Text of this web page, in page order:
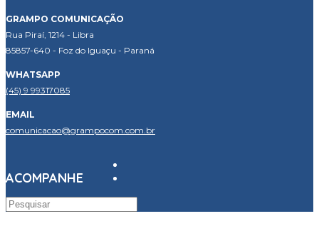
GRAMPO COMUNICAÇÃO
Rua Piraí, 1214 - Libra
85857-640 - Foz do Iguaçu - Paraná
WHATSAPP
(45) 9 99317085
EMAIL
comunicacao@grampocom.com.br
ACOMPANHE